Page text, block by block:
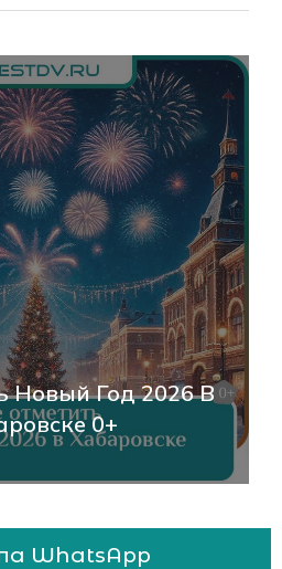
Год 2026 В
0+
WhatsApp